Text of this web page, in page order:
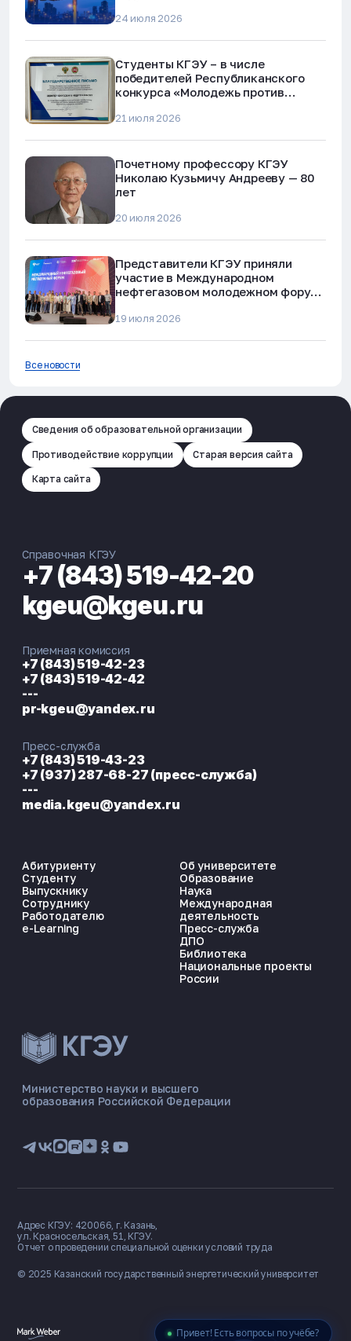
Привет! Есть вопросы по учёбе?
ЭНЕРГОКОД — ПОМОЩНИК КГЭУ
📋 Приёмная комиссия
🏠 Общежитие
24 июля 2026
Студенты КГЭУ – в числе
победителей Республиканского
конкурса «Молодежь против
мошенничества»
21 июля 2026
Почетному профессору КГЭУ
Николаю Кузьмичу Андрееву — 80
лет
20 июля 2026
Представители КГЭУ приняли
участие в Международном
нефтегазовом молодежном форуме
19 июля 2026
Все новости
Сведения об образовательной организации
Противодействие коррупции Старая версия сайта
Карта сайта
Министерство науки и высшего
образования Российской Федерации
Абитуриенту
Студенту
Выпускнику
Сотруднику
Работодателю
e-Learning
Об университете
Образование
Наука
Международная
деятельность
Пресс-служба
ДПО
Библиотека
Национальные проекты
России
Справочная КГЭУ
+7 (843) 519-42-20
kgeu@kgeu.ru
Приемная комиссия
+7 (843) 519-42-23
+7 (843) 519-42-42
---
pr-kgeu@yandex.ru
Пресс-служба
+7 (843) 519-43-23
+7 (937) 287-68-27 (пресс-служба)
---
media.kgeu@yandex.ru
© 2025 Казанский государственный энергетический университет
Адрес КГЭУ: 420066, г. Казань,
ул. Красносельская, 51, КГЭУ.
Отчет о проведении специальной оценки условий труда